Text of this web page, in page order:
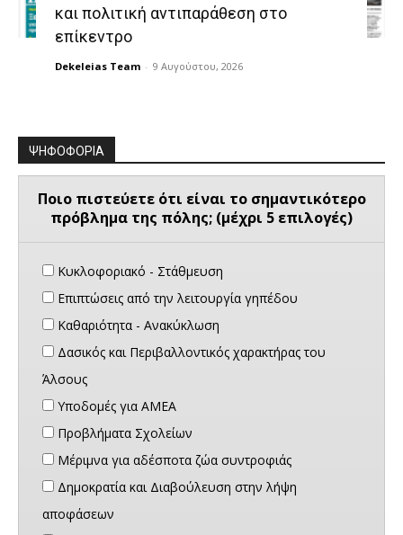
και πολιτική αντιπαράθεση στο
επίκεντρο
Dekeleias Team - 9 Αυγούστου, 2026
ΨΗΦΟΦΟΡΙΑ
Ποιο πιστεύετε ότι είναι το σημαντικότερο
πρόβλημα της πόλης; (μέχρι 5 επιλογές)
Κυκλοφοριακό - Στάθμευση
Επιπτώσεις από την λειτουργία γηπέδου
Καθαριότητα - Ανακύκλωση
Δασικός και Περιβαλλοντικός χαρακτήρας του
Άλσους
Υποδομές για ΑΜΕΑ
Προβλήματα Σχολείων
Μέριμνα για αδέσποτα ζώα συντροφιάς
Δημοκρατία και Διαβούλευση στην λήψη
αποφάσεων